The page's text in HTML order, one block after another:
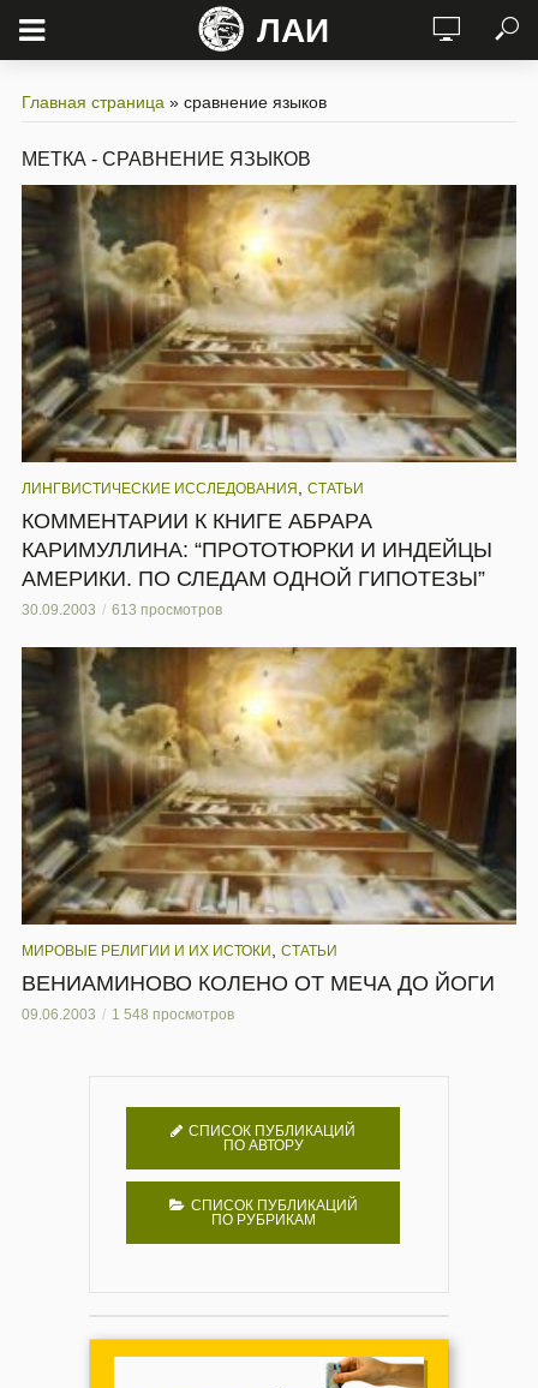
ЛАИ
Главная страница » сравнение языков
МЕТКА - СРАВНЕНИЕ ЯЗЫКОВ
ЛИНГВИСТИЧЕСКИЕ ИССЛЕДОВАНИЯ СТАТЬИ
КОММЕНТАРИИ К КНИГЕ АБРАРА
КАРИМУЛЛИНА: “ПРОТОТЮРКИ И ИНДЕЙЦЫ
АМЕРИКИ. ПО СЛЕДАМ ОДНОЙ ГИПОТЕЗЫ”
30.09.2003 613 просмотров
МИРОВЫЕ РЕЛИГИИ И ИХ ИСТОКИ СТАТЬИ
ВЕНИАМИНОВО КОЛЕНО ОТ МЕЧА ДО ЙОГИ
09.06.2003 1 548 просмотров
СПИСОК ПУБЛИКАЦИЙ
ПО АВТОРУ
СПИСОК ПУБЛИКАЦИЙ
ПО РУБРИКАМ